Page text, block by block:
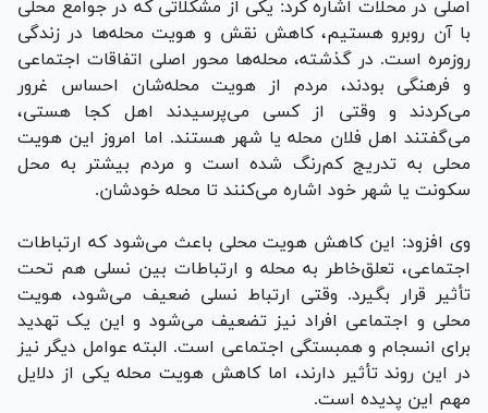
اصلی در محلات اشاره کرد: یکی از مشکلاتی که در جوامع محلی
با آن روبرو هستیم، کاهش نقش و هویت محله‌ها در زندگی
روزمره است. در گذشته، محله‌ها محور اصلی اتفاقات اجتماعی
و فرهنگی بودند، مردم از هویت محله‌شان احساس غرور
می‌کردند و وقتی از کسی می‌پرسیدند اهل کجا هستی،
می‌گفتند اهل فلان محله یا شهر هستند. اما امروز این هویت
محلی به تدریج کم‌رنگ شده است و مردم بیشتر به محل
سکونت یا شهر خود اشاره می‌کنند تا محله خودشان.
وی افزود: این کاهش هویت محلی باعث می‌شود که ارتباطات
اجتماعی، تعلق‌خاطر به محله و ارتباطات بین نسلی هم تحت
تأثیر قرار بگیرد. وقتی ارتباط نسلی ضعیف می‌شود، هویت
محلی و اجتماعی افراد نیز تضعیف می‌شود و این یک تهدید
برای انسجام و همبستگی اجتماعی است. البته عوامل دیگر نیز
در این روند تأثیر دارند، اما کاهش هویت محله یکی از دلایل
مهم این پدیده است.